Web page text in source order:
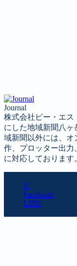
Journal
株式会社ピー・エス
にした地域新聞八
域新聞以外には、オ
作、プロッター出力
に対応しております
X
Facebook
LINE